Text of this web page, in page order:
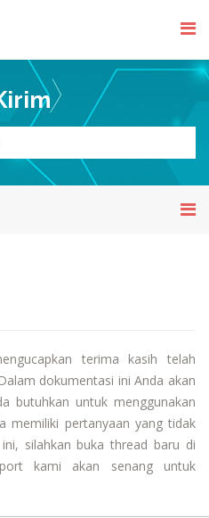
terima
kasih telah
Dalam dokumentasi ini Anda akan
butuhkan untuk menggunakan
memiliki pertanyaan yang tidak
, silahkan buka thread baru di
kami akan
senang untuk